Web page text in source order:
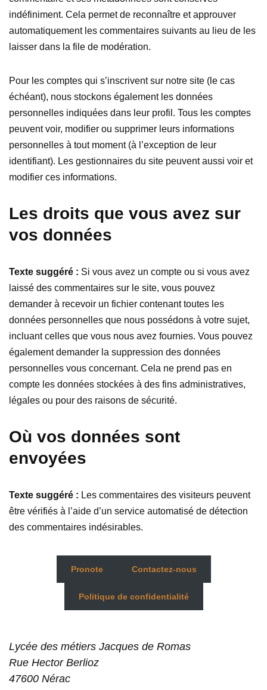
indéfiniment. Cela permet de reconnaître et approuver
automatiquement les commentaires suivants au lieu de les
laisser dans la file de modération.
Pour les comptes qui s’inscrivent sur notre site (le cas
échéant), nous stockons également les données
personnelles indiquées dans leur profil. Tous les comptes
peuvent voir, modifier ou supprimer leurs informations
personnelles à tout moment (à l’exception de leur
identifiant). Les gestionnaires du site peuvent aussi voir et
modifier ces informations.
Les droits que vous avez sur
vos données
Texte suggéré : Si vous avez un compte ou si vous avez
laissé des commentaires sur le site, vous pouvez
demander à recevoir un fichier contenant toutes les
données personnelles que nous possédons à votre sujet,
incluant celles que vous nous avez fournies. Vous pouvez
également demander la suppression des données
personnelles vous concernant. Cela ne prend pas en
compte les données stockées à des fins administratives,
légales ou pour des raisons de sécurité.
Où vos données sont
envoyées
Texte suggéré : Les commentaires des visiteurs peuvent
être vérifiés à l’aide d’un service automatisé de détection
des commentaires indésirables.
Pronote Contactez-nous
Politique de confidentialité
Lycée des métiers Jacques de Romas
Rue Hector Berlioz
47600 Nérac